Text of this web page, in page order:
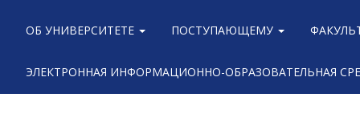
ОБ УНИВЕРСИТЕТЕ ПОСТУПАЮЩЕМУ
ЭЛЕКТРОННАЯ ИНФОРМАЦИОННО-ОБРАЗОВАТЕЛЬНАЯ